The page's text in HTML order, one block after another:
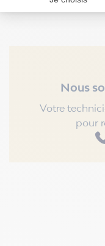
Nous
Votre
pour